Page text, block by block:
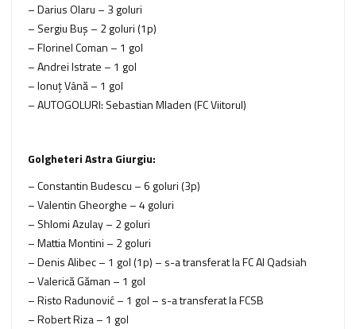
– Darius Olaru – 3 goluri
– Sergiu Buş – 2 goluri (1p)
– Florinel Coman – 1 gol
– Andrei Istrate – 1 gol
– Ionuț Vână – 1 gol
– AUTOGOLURI: Sebastian Mladen (FC Viitorul)
Golgheteri Astra Giurgiu:
– Constantin Budescu – 6 goluri (3p)
– Valentin Gheorghe – 4 goluri
– Shlomi Azulay – 2 goluri
– Mattia Montini – 2 goluri
– Denis Alibec – 1 gol (1p) – s-a transferat la FC Al Qadsiah
– Valerică Găman – 1 gol
– Risto Radunović – 1 gol – s-a transferat la FCSB
– Robert Riza – 1 gol